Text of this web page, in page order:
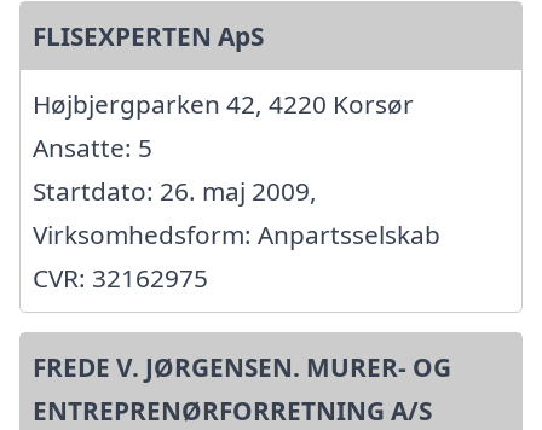
FLISEXPERTEN ApS
Højbjergparken 42, 4220 Korsør
Ansatte: 5
Startdato: 26. maj 2009,
Virksomhedsform: Anpartsselskab
CVR: 32162975
FREDE V. JØRGENSEN. MURER- OG
ENTREPRENØRFORRETNING A/S